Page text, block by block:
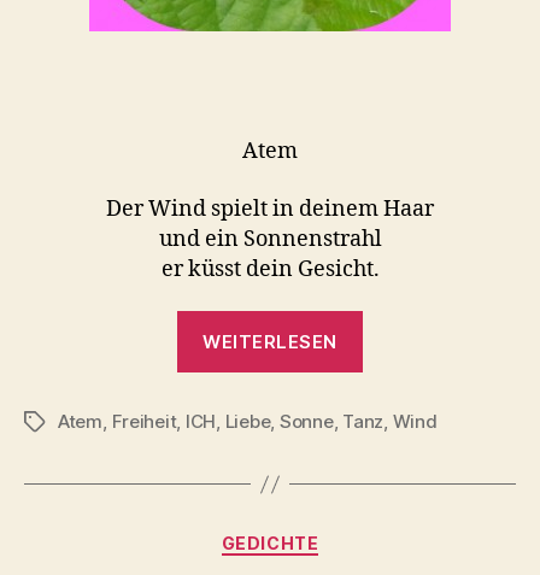
Atem
Der Wind spielt in deinem Haar
und ein Sonnenstrahl
er küsst dein Gesicht.
WEITERLESEN
Schlagwörter
Atem, Freiheit, ICH, Liebe, Sonne, Tanz, Wind
Kategorien
GEDICHTE